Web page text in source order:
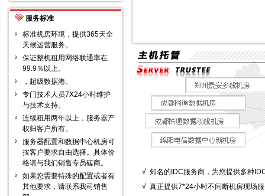
服务标准
标准机房环境，提供365天全
天候运营服务。
保证整机租用 网络联通率在
99.9％以上。
，超级数据港。
专门技术人员7X24小时维护
与技术支持。
连续租用两年以上，服务器产
权归客户所有。
服务器配置和数据中心机房可
按客户要求自由选择。具体价
格请与我们销售专员磋商。
如果您需要特殊的配置或者有
其他要求，请联系我司销售
√ 知名的IDC服务商，为您提供多种
√ 真正提供7*24小时不间断机房现场